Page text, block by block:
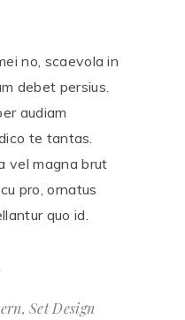
no, scaevola in
debet persius.
audiam
te tantas.
vel magna brut
pro, ornatus
quo id.
Set Design